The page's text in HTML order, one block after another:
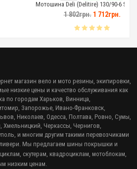
Deli (Delitire) 130/90-6 SJ-799 TL
магазин вело и мото резины, экипировки,
низкие цены и качество обслуживания как
по городам Харьков, Винница,
Запорожье, Ивано-Франковск,
Николаев, Одесса, Полтава, Ровно, Сумы,
Хмельницкий, Черкассы, Чернигов,
и многим другим такими перевозчиками
Мы предлагаем шины покрышки и
скутерам, квадроциклам, мотоблокам,
низким ценам.